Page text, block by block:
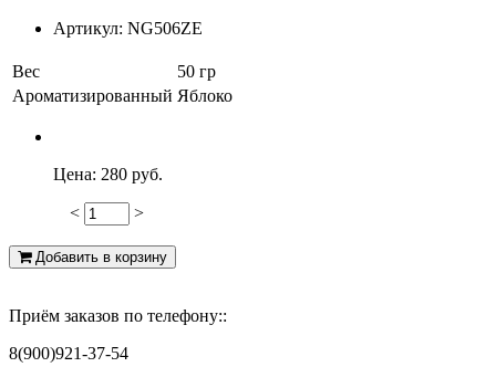
Артикул: NG506ZE
Вес
50 гр
Ароматизированный Яблоко
Цена: 280 руб.
< >
Добавить в корзину
Приём заказов по телефону::
8(900)921-37-54